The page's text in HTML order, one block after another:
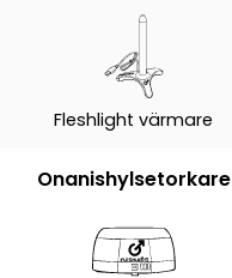
Fleshlight värmare
Onanishylsetorkare